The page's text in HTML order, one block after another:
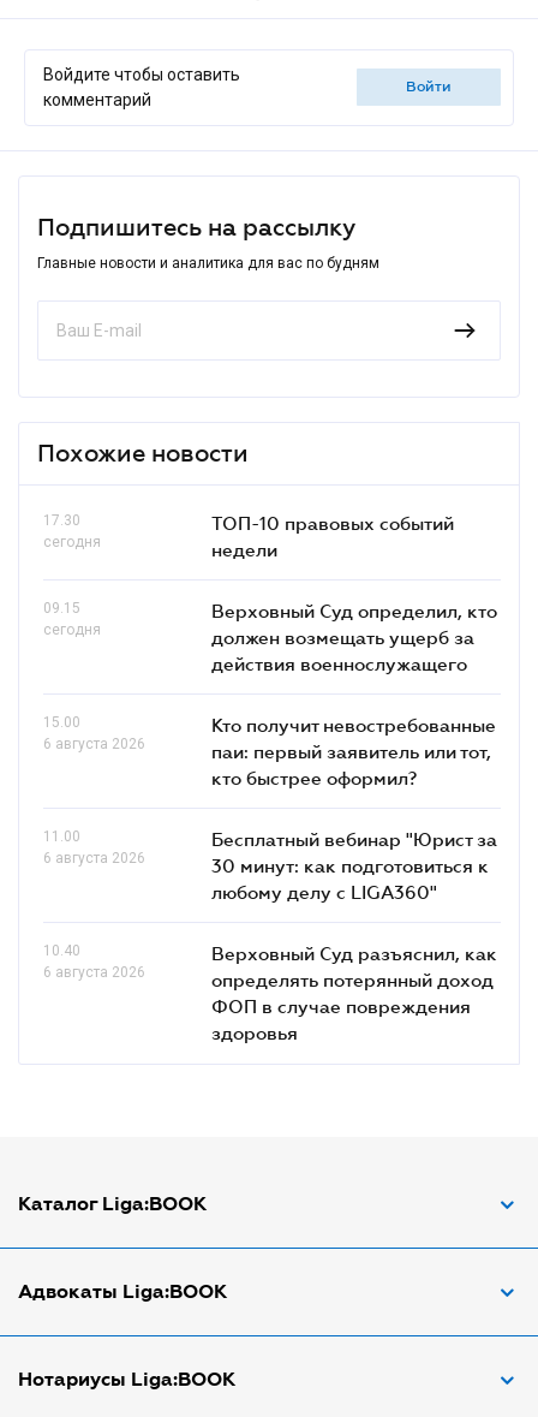
Войдите чтобы оставить
комментарий
войти
Подпишитесь на рассылку
Главные новости и аналитика для вас по будням
Похожие новости
17.30
сегодня
ТОП-10 правовых событий
недели
09.15
сегодня
Верховный Суд определил, кто
должен возмещать ущерб за
действия военнослужащего
15.00
6 августа 2026
Кто получит невостребованные
паи: первый заявитель или тот,
кто быстрее оформил?
11.00
6 августа 2026
Бесплатный вебинар "Юрист за
30 минут: как подготовиться к
любому делу с LIGA360"
10.40
6 августа 2026
Верховный Суд разъяснил, как
определять потерянный доход
ФОП в случае повреждения
здоровья
Каталог Liga:BOOK
Адвокат по трудовым спорам
Арбитражный управляющий
Адвокаты Liga:BOOK
Адвокаты в Днепре
Нотариусы Liga:BOOK